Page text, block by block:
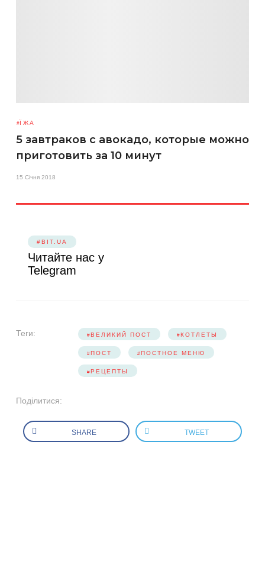
ЇЖА
5 завтраков с авокадо, которые можно
приготовить за 10 минут
15 Січня 2018
#BIT.UA
Читайте нас у
Telegram
Теги: ВЕЛИКИЙ ПОСТ КОТЛЕТЫ
ПОСТ ПОСТНОЕ МЕНЮ
РЕЦЕПТЫ
Поділитися:
SHARE TWEET